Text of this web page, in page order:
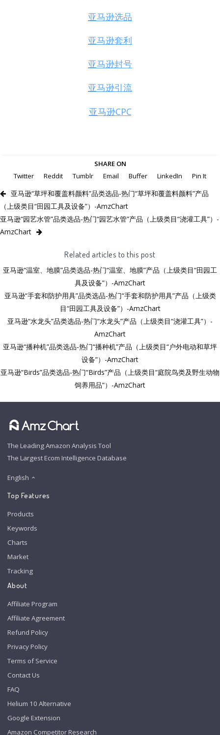
亚马逊选品
亚马逊套利
亚马逊封号
亚马逊引流
亚马逊CPC
SHARE ON
Twitter
Reddit Tumblr Email Buffer LinkedIn Pin It
亚马逊“草坪和覆盖料颜料”品类选品-热门“草坪和覆盖料颜料”产品
（上级类目“田园工具及设备”）-AmzChart
亚马逊“园艺水管”品类选品-热门“园艺水管”产品（上级类目“浇灌工具”）-
AmzChart
Related articles to this post
亚马逊“温室、地膜”品类选品-热门“温室、地膜”产品（上级类目“田园工
具及设备”）-AmzChart
亚马逊“手套和防护用具”品类选品-热门“手套和防护用具”产品（上级类
目“田园工具及设备”）-AmzChart
亚马逊“水龙头”品类选品-热门“水龙头”产品（上级类目“浇灌工具”）-
AmzChart
亚马逊“播种机”品类选品-热门“播种机”产品（上级类目“户外电动和草坪
设备”）-AmzChart
亚马逊“Birds”品类选品-热门“Birds”产品（上级类目“庭院鸟类及野生动物
饲养用品”）-AmzChart
The Leading Amazon Analysis Tool
The Largest Ecom Intelligence Database
English
Top Features
Products
Keywords
Charts
Market
Tracking
About
Affiliate Program
Affiliate Agreement
Refund Policy
Privacy Policy
Terms of Service
Contact Us
FAQ
Helium 10 Alternative
Google Extension
Amazon Competitor Research